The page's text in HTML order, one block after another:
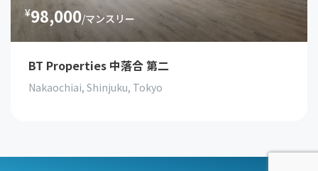
¥98,000/マンスリー
BT Properties 中落合 第二
Nakaochiai, Shinjuku, Tokyo